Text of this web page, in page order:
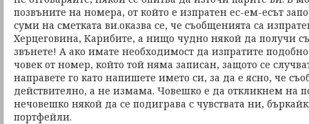
позвъните на номера, от който е изпратен ес-ем-есът
суми на сметката ви.оказва се, че съобщенията са
Херцеговина, Карибите, а нищо чудно някой да получи
звънете! А ако имате необходимост да изпратите
човек от номер, който той няма записан, защото се
направете го като напишете името си, за да е ясно, че
действително, а не измама. Човешко е да откликнем на
нечовешко някой да се подиграва с чувствата ни,
портфейли.